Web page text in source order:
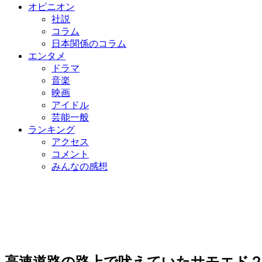
オピニオン
社説
コラム
日本関係のコラム
エンタメ
ドラマ
音楽
映画
アイドル
芸能一般
ランキング
アクセス
コメント
みんなの感想